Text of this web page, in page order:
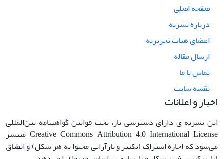
صفحه اصلی
درباره نشریه
اعضای هیات تحریریه
ارسال مقاله
تماس با ما
نقشه سایت
اخبار و اعلانات
این نشریه ی دارای دسترسی باز، تحت قوانین گواهینامه بین‌المللی
Creative Commons Attribution 4.0 International License منتشر
می‌شود که اجازه اشتراک (تکثیر و بازآرایی محتوا به هر شکل) و انطباق